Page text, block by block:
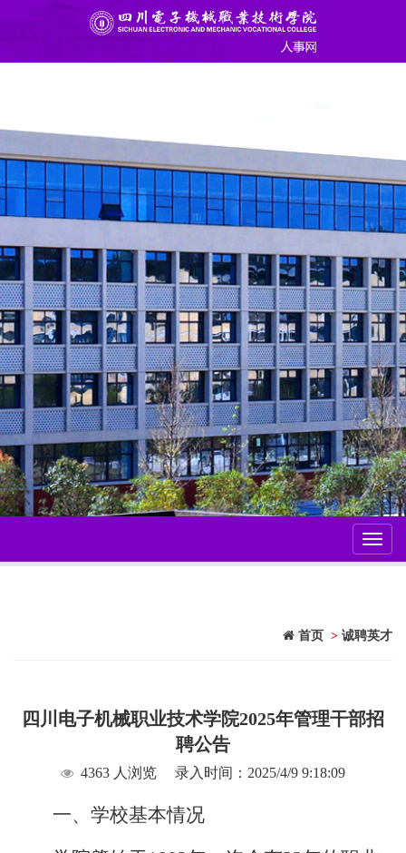
首页 > 诚聘英才
四川电子机械职业技术学院2025年管理干部招
聘公告
4363 人浏览 录入时间：2025/4/9 9:18:09
一、学校基本情况